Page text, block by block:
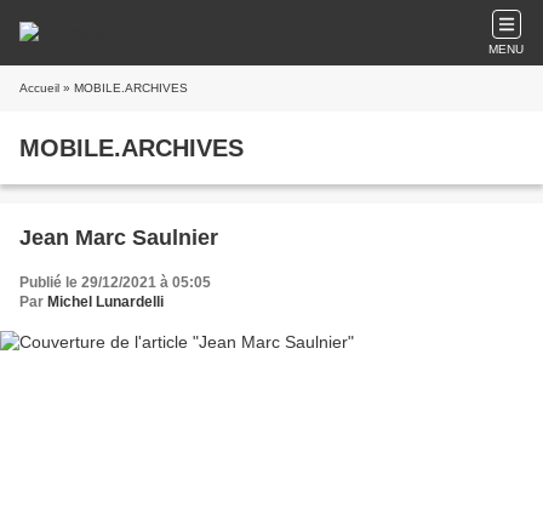
MENU
Accueil » MOBILE.ARCHIVES
MOBILE.ARCHIVES
Jean Marc Saulnier
Publié le 29/12/2021 à 05:05
Par Michel Lunardelli